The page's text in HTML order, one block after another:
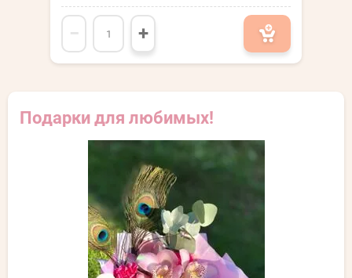
Подарки для любимых!
− +